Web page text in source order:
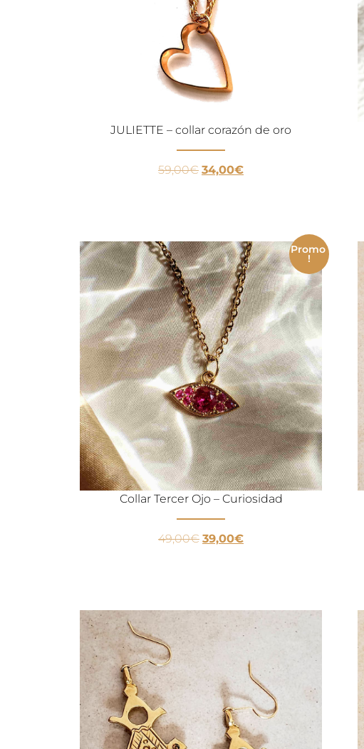
JULIETTE – collar corazón de oro
59,00€ 34,00€
Collar Tercer Ojo – Curiosidad
Promo
!
49,00€ 39,00€